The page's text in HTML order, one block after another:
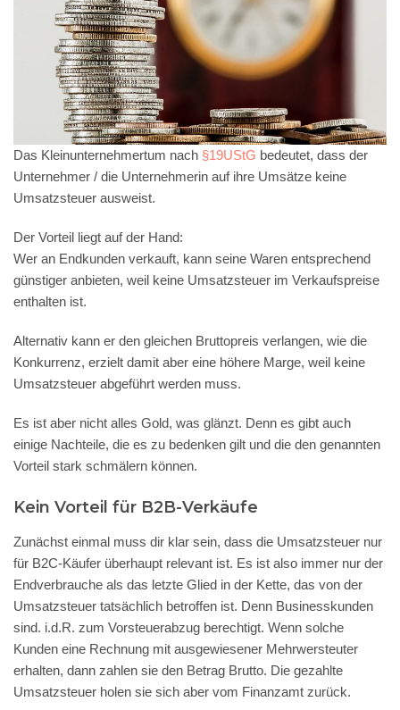
Das Kleinunternehmertum nach §19UStG bedeutet, dass der
Unternehmer / die Unternehmerin auf ihre Umsätze keine
Umsatzsteuer ausweist.
Der Vorteil liegt auf der Hand:
Wer an Endkunden verkauft, kann seine Waren entsprechend
günstiger anbieten, weil keine Umsatzsteuer im Verkaufspreise
enthalten ist.
Alternativ kann er den gleichen Bruttopreis verlangen, wie die
Konkurrenz, erzielt damit aber eine höhere Marge, weil keine
Umsatzsteuer abgeführt werden muss.
Es ist aber nicht alles Gold, was glänzt. Denn es gibt auch
einige Nachteile, die es zu bedenken gilt und die den genannten
Vorteil stark schmälern können.
Kein Vorteil für B2B-Verkäufe
Zunächst einmal muss dir klar sein, dass die Umsatzsteuer nur
für B2C-Käufer überhaupt relevant ist. Es ist also immer nur der
Endverbrauche als das letzte Glied in der Kette, das von der
Umsatzsteuer tatsächlich betroffen ist. Denn Businesskunden
sind. i.d.R. zum Vorsteuerabzug berechtigt. Wenn solche
Kunden eine Rechnung mit ausgewiesener Mehrwersteuter
erhalten, dann zahlen sie den Betrag Brutto. Die gezahlte
Umsatzsteuer holen sie sich aber vom Finanzamt zurück.